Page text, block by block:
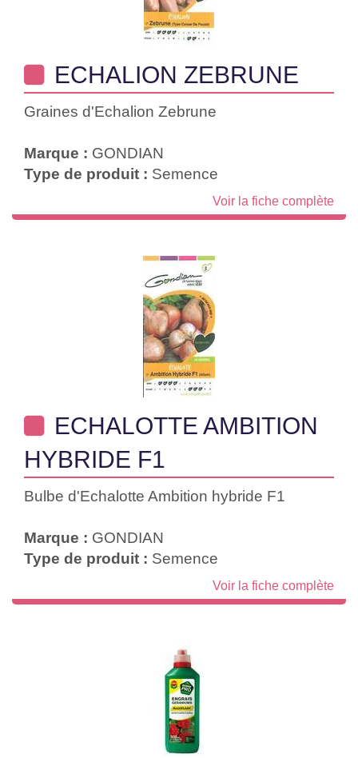
ECHALION ZEBRUNE
Graines d'Echalion Zebrune
Marque : GONDIAN
Type de produit : Semence
Voir la fiche complète
ECHALOTTE AMBITION
HYBRIDE F1
Bulbe d'Echalotte Ambition hybride F1
Marque : GONDIAN
Type de produit : Semence
Voir la fiche complète